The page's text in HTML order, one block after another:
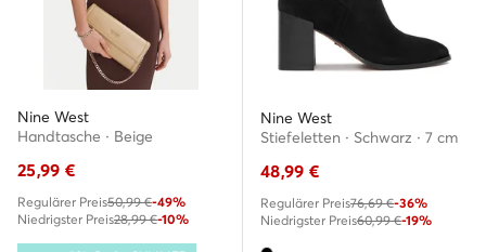
Nine West
Handtasche · Beige
25,99 €
Regulärer Preis50,99 €-49%
Niedrigster Preis28,99 €-10%
Nine West
Stiefeletten · Schwarz · 7 cm
48,99 €
Regulärer Preis76,69 €-36%
Niedrigster Preis60,99 €-19%